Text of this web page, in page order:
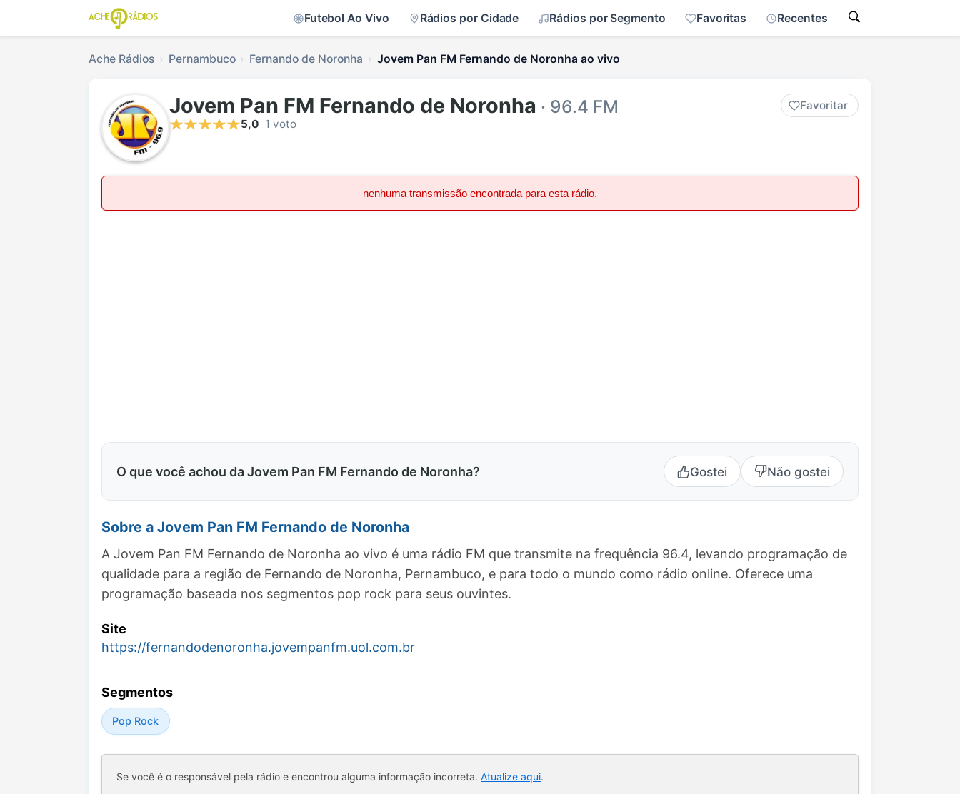
Futebol Ao Vivo Rádios por Cidade Rádios por Segmento Favoritas Recentes
Ache Rádios Pernambuco Fernando de Noronha Jovem Pan FM Fernando de Noronha ao vivo
Jovem Pan FM Fernando de Noronha · 96.4 FM
Favoritar
5,0 1 voto
nenhuma transmissão encontrada para esta rádio.
O que você achou da Jovem Pan FM Fernando de Noronha? Gostei Não gostei
Sobre a Jovem Pan FM Fernando de Noronha
A Jovem Pan FM Fernando de Noronha ao vivo é uma rádio FM que transmite na frequência 96.4, levando programação de
qualidade para a região de Fernando de Noronha, Pernambuco, e para todo o mundo como rádio online. Oferece uma
programação baseada nos segmentos pop rock para seus ouvintes.
Site
https://fernandodenoronha.jovempanfm.uol.com.br
Segmentos
Pop Rock
Se você é o responsável pela rádio e encontrou alguma informação incorreta. Atualize aqui.